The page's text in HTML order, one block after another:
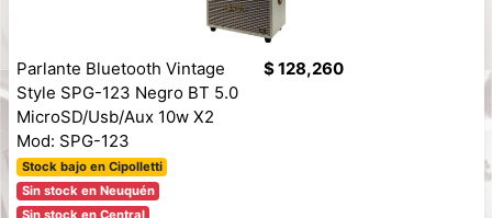
Parlante Bluetooth Vintage
Style SPG-123 Negro BT 5.0
MicroSD/Usb/Aux 10w X2
Mod: SPG-123
Stock bajo en Cipolletti
Sin stock en Neuquén
Sin stock en Central
$ 128,260